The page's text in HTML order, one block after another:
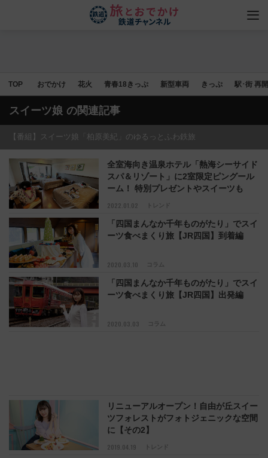
TOP おでかけ 花火 青春18きっぷ 新型車両 きっぷ 駅･街 再
スイーツ娘 の関連記事
【番組】スイーツ娘「柏原美紀」のゆるっとふわ鉄旅
2022.01.02 トレンド
全室海向き温泉ホテル「熱海シーサイド
スパ＆リゾート」に2室限定ピングール
ーム！ 特別プレゼントやスイーツも
2020.03.10 コラム
「四国まんなか千年ものがたり」でスイ
ーツ食べまくり旅【JR四国】到着編
2020.03.03 コラム
「四国まんなか千年ものがたり」でスイ
ーツ食べまくり旅【JR四国】出発編
2019.04.19 トレンド
リニューアルオープン！自由が丘スイー
ツフォレストがフォトジェニックな空間
に【その2】